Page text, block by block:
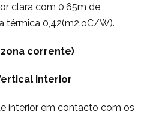
clara com 0,65m de
térmica 0,42(m2.oC/W).
corrente)
interior
interior em contacto com os